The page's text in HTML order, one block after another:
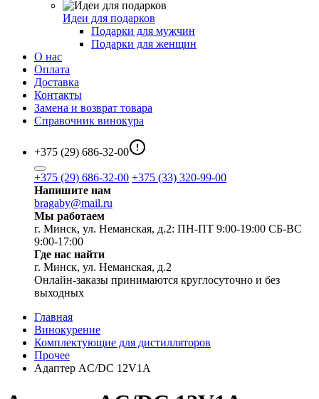
Идеи для подарков
Подарки для мужчин
Подарки для женщин
О нас
Оплата
Доставка
Контакты
Замена и возврат товара
Справочник винокура
+375 (29) 686-32-00
+375 (29) 686-32-00 +375 (33) 320-99-00
Напишите нам
bragaby@mail.ru
Мы работаем
г. Минск, ул. Неманская, д.2: ПН-ПТ 9:00-19:00 СБ-ВС
9:00-17:00
Где нас найти
г. Минск, ул. Неманская, д.2
Онлайн-заказы принимаются круглосуточно и без
выходных
Главная
Винокурение
Комплектующие для дистилляторов
Прочее
Адаптер AC/DC 12V1А